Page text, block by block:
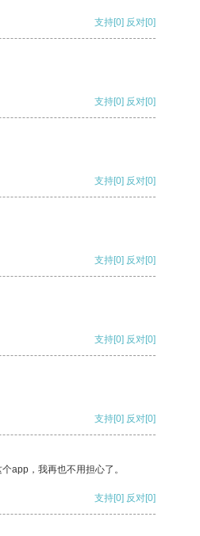
支持[0] 反对[0]
支持[0] 反对[0]
支持[0] 反对[0]
支持[0] 反对[0]
支持[0] 反对[0]
支持[0] 反对[0]
app，我再也不用担心了。
支持[0] 反对[0]